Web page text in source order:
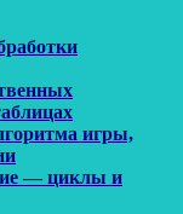
игры,
— циклы и